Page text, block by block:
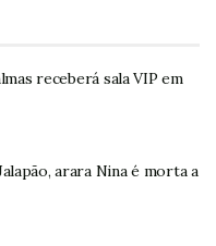
receberá sala VIP em
arara Nina é morta a